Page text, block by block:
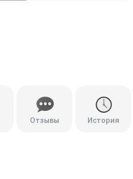
Отзывы История